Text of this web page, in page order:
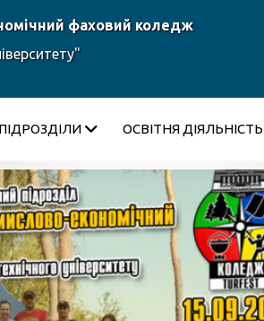
фаховий коледж
ОСВІТНЯ ДІЯЛЬНІСТЬ